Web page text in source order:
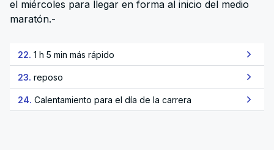
el miércoles para llegar en forma al inicio del medio
maratón.-
22. 1 h 5 min más rápido
23. reposo
24. Calentamiento para el día de la carrera